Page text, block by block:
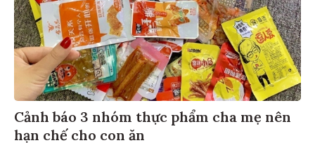
Cảnh báo 3 nhóm thực phẩm cha mẹ nên
hạn chế cho con ăn